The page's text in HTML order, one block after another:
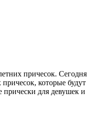
причесок. Сегодня
причесок, которые будут
прически для девушек и